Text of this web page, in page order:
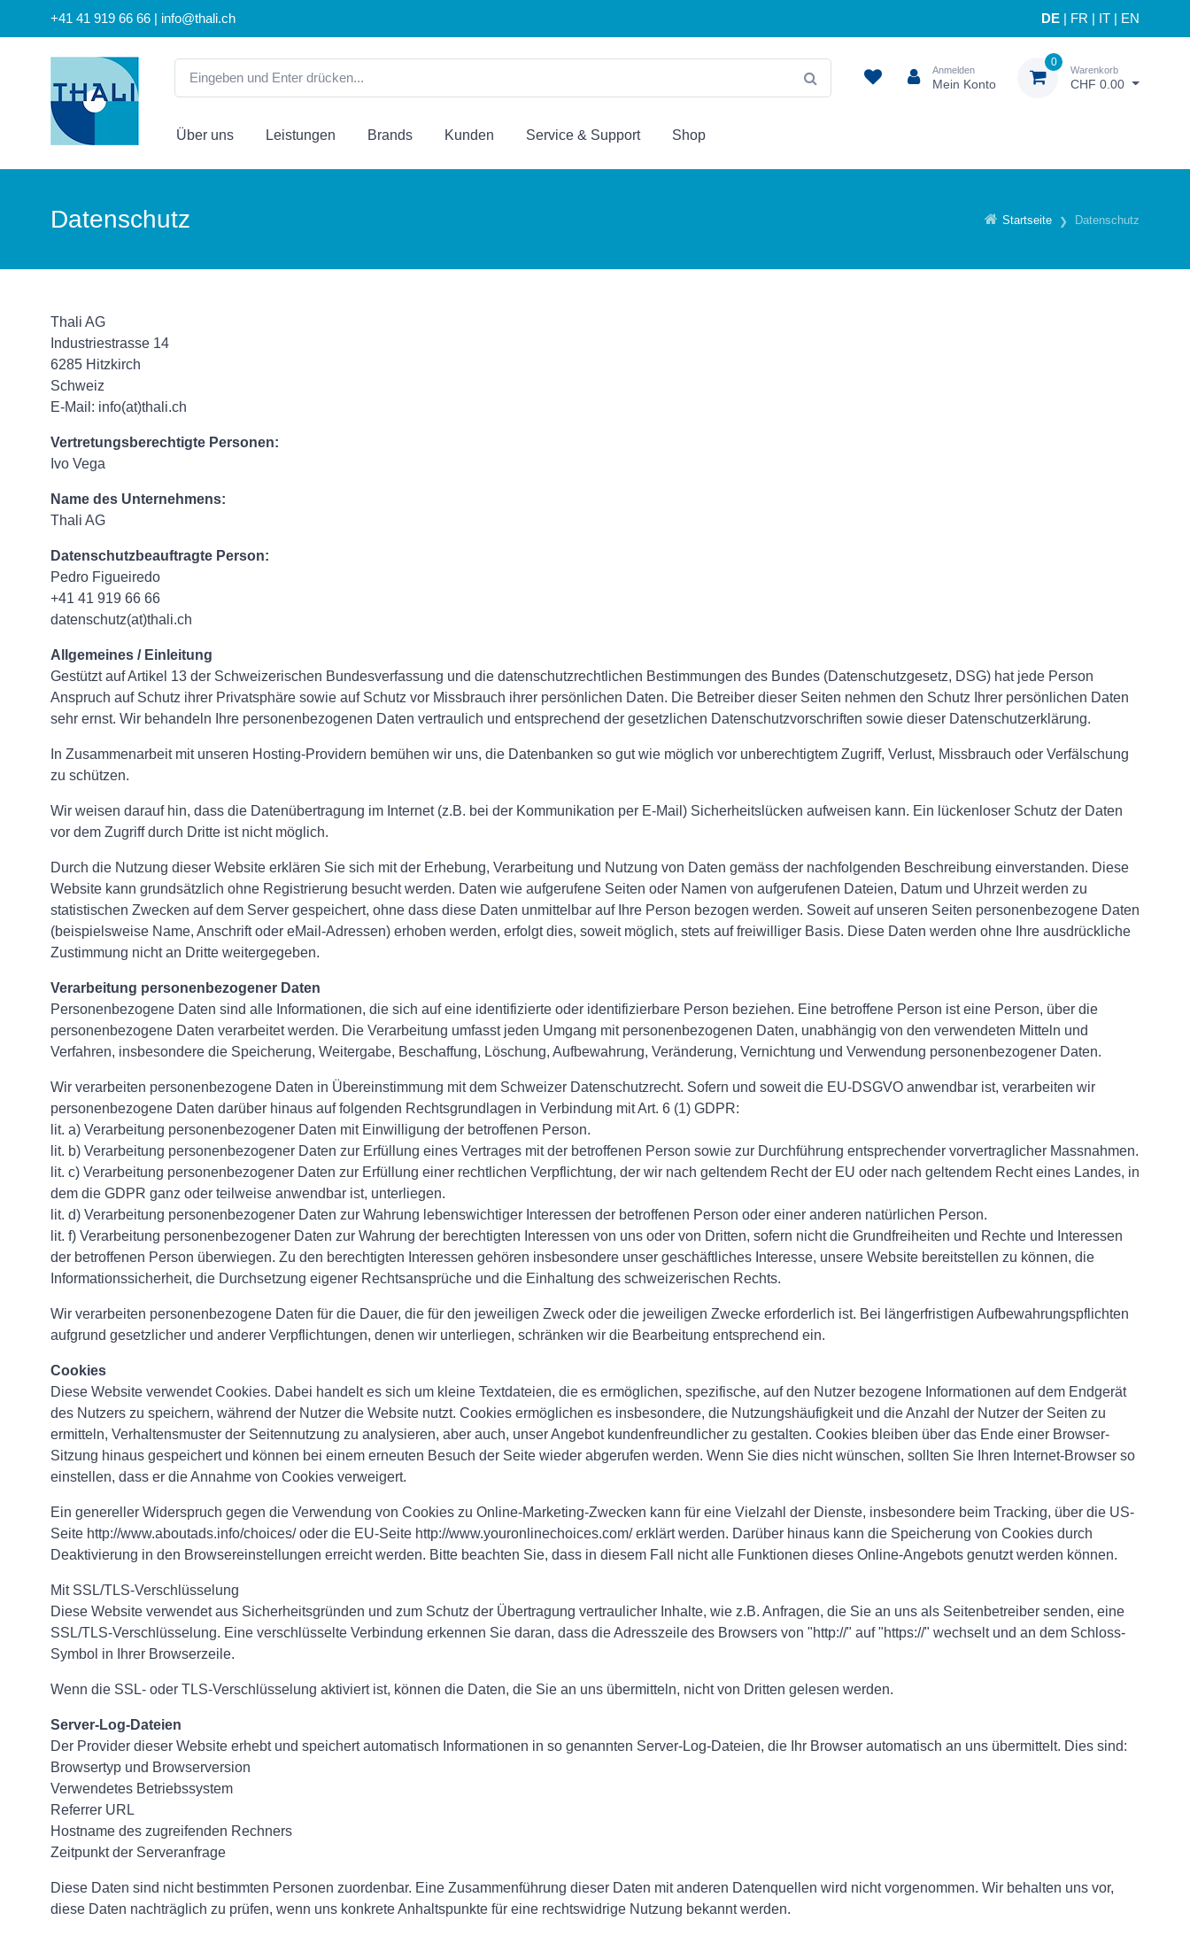
+41 41 919 66 66 | info@thali.ch DE FR IT EN
Anmelden
Mein Konto
0
Warenkorb
CHF 0.00
Über uns Leistungen Brands Kunden Service & Support Shop
Startseite Datenschutz
Datenschutz
Thali AG
Industriestrasse 14
6285 Hitzkirch
Schweiz
E-Mail: info(at)thali.ch
Vertretungsberechtigte Personen:
Ivo Vega
Name des Unternehmens:
Thali AG
Datenschutzbeauftragte Person:
Pedro Figueiredo
+41 41 919 66 66
datenschutz(at)thali.ch
Allgemeines / Einleitung
Gestützt auf Artikel 13 der Schweizerischen Bundesverfassung und die datenschutzrechtlichen Bestimmungen des Bundes (Datenschutzgesetz, DSG) hat jede Person
Anspruch auf Schutz ihrer Privatsphäre sowie auf Schutz vor Missbrauch ihrer persönlichen Daten. Die Betreiber dieser Seiten nehmen den Schutz Ihrer persönlichen Daten
sehr ernst. Wir behandeln Ihre personenbezogenen Daten vertraulich und entsprechend der gesetzlichen Datenschutzvorschriften sowie dieser Datenschutzerklärung.
In Zusammenarbeit mit unseren Hosting-Providern bemühen wir uns, die Datenbanken so gut wie möglich vor unberechtigtem Zugriff, Verlust, Missbrauch oder Verfälschung
zu schützen.
Wir weisen darauf hin, dass die Datenübertragung im Internet (z.B. bei der Kommunikation per E-Mail) Sicherheitslücken aufweisen kann. Ein lückenloser Schutz der Daten
vor dem Zugriff durch Dritte ist nicht möglich.
Durch die Nutzung dieser Website erklären Sie sich mit der Erhebung, Verarbeitung und Nutzung von Daten gemäss der nachfolgenden Beschreibung einverstanden. Diese
Website kann grundsätzlich ohne Registrierung besucht werden. Daten wie aufgerufene Seiten oder Namen von aufgerufenen Dateien, Datum und Uhrzeit werden zu
statistischen Zwecken auf dem Server gespeichert, ohne dass diese Daten unmittelbar auf Ihre Person bezogen werden. Soweit auf unseren Seiten personenbezogene Daten
(beispielsweise Name, Anschrift oder eMail-Adressen) erhoben werden, erfolgt dies, soweit möglich, stets auf freiwilliger Basis. Diese Daten werden ohne Ihre ausdrückliche
Zustimmung nicht an Dritte weitergegeben.
Verarbeitung personenbezogener Daten
Personenbezogene Daten sind alle Informationen, die sich auf eine identifizierte oder identifizierbare Person beziehen. Eine betroffene Person ist eine Person, über die
personenbezogene Daten verarbeitet werden. Die Verarbeitung umfasst jeden Umgang mit personenbezogenen Daten, unabhängig von den verwendeten Mitteln und
Verfahren, insbesondere die Speicherung, Weitergabe, Beschaffung, Löschung, Aufbewahrung, Veränderung, Vernichtung und Verwendung personenbezogener Daten.
Wir verarbeiten personenbezogene Daten in Übereinstimmung mit dem Schweizer Datenschutzrecht. Sofern und soweit die EU-DSGVO anwendbar ist, verarbeiten wir
personenbezogene Daten darüber hinaus auf folgenden Rechtsgrundlagen in Verbindung mit Art. 6 (1) GDPR:
lit. a) Verarbeitung personenbezogener Daten mit Einwilligung der betroffenen Person.
lit. b) Verarbeitung personenbezogener Daten zur Erfüllung eines Vertrages mit der betroffenen Person sowie zur Durchführung entsprechender vorvertraglicher Massnahmen.
lit. c) Verarbeitung personenbezogener Daten zur Erfüllung einer rechtlichen Verpflichtung, der wir nach geltendem Recht der EU oder nach geltendem Recht eines Landes, in
dem die GDPR ganz oder teilweise anwendbar ist, unterliegen.
lit. d) Verarbeitung personenbezogener Daten zur Wahrung lebenswichtiger Interessen der betroffenen Person oder einer anderen natürlichen Person.
lit. f) Verarbeitung personenbezogener Daten zur Wahrung der berechtigten Interessen von uns oder von Dritten, sofern nicht die Grundfreiheiten und Rechte und Interessen
der betroffenen Person überwiegen. Zu den berechtigten Interessen gehören insbesondere unser geschäftliches Interesse, unsere Website bereitstellen zu können, die
Informationssicherheit, die Durchsetzung eigener Rechtsansprüche und die Einhaltung des schweizerischen Rechts.
Wir verarbeiten personenbezogene Daten für die Dauer, die für den jeweiligen Zweck oder die jeweiligen Zwecke erforderlich ist. Bei längerfristigen Aufbewahrungspflichten
aufgrund gesetzlicher und anderer Verpflichtungen, denen wir unterliegen, schränken wir die Bearbeitung entsprechend ein.
Cookies
Diese Website verwendet Cookies. Dabei handelt es sich um kleine Textdateien, die es ermöglichen, spezifische, auf den Nutzer bezogene Informationen auf dem Endgerät
des Nutzers zu speichern, während der Nutzer die Website nutzt. Cookies ermöglichen es insbesondere, die Nutzungshäufigkeit und die Anzahl der Nutzer der Seiten zu
ermitteln, Verhaltensmuster der Seitennutzung zu analysieren, aber auch, unser Angebot kundenfreundlicher zu gestalten. Cookies bleiben über das Ende einer Browser-
Sitzung hinaus gespeichert und können bei einem erneuten Besuch der Seite wieder abgerufen werden. Wenn Sie dies nicht wünschen, sollten Sie Ihren Internet-Browser so
einstellen, dass er die Annahme von Cookies verweigert.
Ein genereller Widerspruch gegen die Verwendung von Cookies zu Online-Marketing-Zwecken kann für eine Vielzahl der Dienste, insbesondere beim Tracking, über die US-
Seite http://www.aboutads.info/choices/ oder die EU-Seite http://www.youronlinechoices.com/ erklärt werden. Darüber hinaus kann die Speicherung von Cookies durch
Deaktivierung in den Browsereinstellungen erreicht werden. Bitte beachten Sie, dass in diesem Fall nicht alle Funktionen dieses Online-Angebots genutzt werden können.
Mit SSL/TLS-Verschlüsselung
Diese Website verwendet aus Sicherheitsgründen und zum Schutz der Übertragung vertraulicher Inhalte, wie z.B. Anfragen, die Sie an uns als Seitenbetreiber senden, eine
SSL/TLS-Verschlüsselung. Eine verschlüsselte Verbindung erkennen Sie daran, dass die Adresszeile des Browsers von "http://" auf "https://" wechselt und an dem Schloss-
Symbol in Ihrer Browserzeile.
Wenn die SSL- oder TLS-Verschlüsselung aktiviert ist, können die Daten, die Sie an uns übermitteln, nicht von Dritten gelesen werden.
Server-Log-Dateien
Der Provider dieser Website erhebt und speichert automatisch Informationen in so genannten Server-Log-Dateien, die Ihr Browser automatisch an uns übermittelt. Dies sind:
Browsertyp und Browserversion
Verwendetes Betriebssystem
Referrer URL
Hostname des zugreifenden Rechners
Zeitpunkt der Serveranfrage
Diese Daten sind nicht bestimmten Personen zuordenbar. Eine Zusammenführung dieser Daten mit anderen Datenquellen wird nicht vorgenommen. Wir behalten uns vor,
diese Daten nachträglich zu prüfen, wenn uns konkrete Anhaltspunkte für eine rechtswidrige Nutzung bekannt werden.